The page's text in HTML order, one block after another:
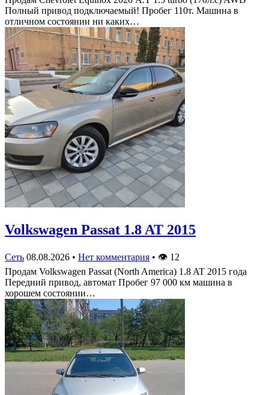
Полный привод подключаемый! Пробег 110т. Машина в
отличном состоянии ни каких…
Volkswagen Passat 1.8 AT 2015
Сеть 08.08.2026 • Нет комментария • 👁 12
Продам Volkswagen Passat (North America) 1.8 AT 2015 года
Передний привод, автомат Пробег 97 000 км машина в
хорошем состоянии…